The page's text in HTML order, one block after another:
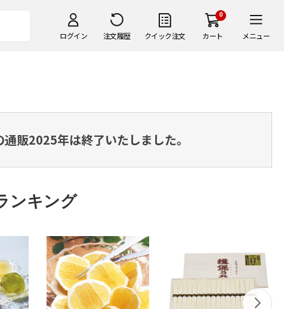
ログイン 注文履歴 クイック注文
0
カート メニュー
販2025年は終了いたしました。
ンキング